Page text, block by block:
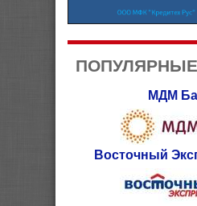
МДМ
Восточный